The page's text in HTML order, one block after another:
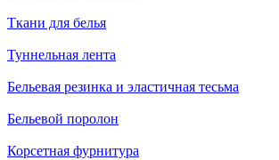
Ткани для белья
Туннельная лента
Бельевая резинка и эластичная тесьма
Бельевой поролон
Корсетная фурнитура